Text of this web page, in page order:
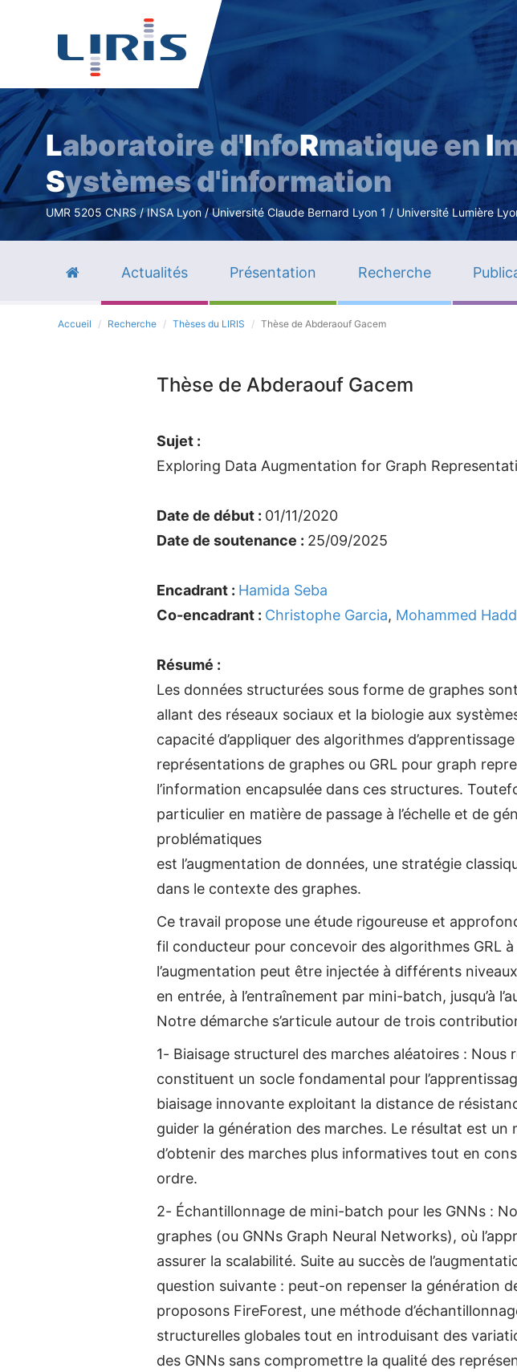
Laboratoire d'InfoRmatique en I
Systèmes d'information
UMR 5205 CNRS / INSA Lyon / Université Claude Bernard Lyon 1 / Université Lumière
Actualités Présentation Recherche
Accueil Recherche Thèses du LIRIS Thèse de Abderaouf Gacem
Thèse de Abderaouf Gacem
Sujet :
Exploring Data Augmentation for Graph
Date de début : 01/11/2020
Date de soutenance : 25/09/2025
Encadrant : Hamida Seba
Co-encadrant : Christophe Garcia, Mohammed
Résumé :
Les données structurées sous forme de graphes
allant des réseaux sociaux et la biologie aux
capacité d’appliquer des algorithmes
représentations de graphes ou GRL pour graph
l’information encapsulée dans ces structures.
particulier en matière de passage à l’échelle et de
problématiques
est l’augmentation de données, une stratégie
dans le contexte des graphes.
Ce travail propose une étude rigoureuse et
fil conducteur pour concevoir des algorithmes GRL
l’augmentation peut être injectée à différents
en entrée, à l’entraînement par mini-batch, jusqu’à
Notre démarche s’articule autour de trois
1- Biaisage structurel des marches aléatoires :
constituent un socle fondamental pour
biaisage innovante exploitant la distance de
guider la génération des marches. Le résultat est
d’obtenir des marches plus informatives tout en
ordre.
2- Échantillonnage de mini-batch pour les GNNs :
graphes (ou GNNs Graph Neural Networks), où
assurer la scalabilité. Suite au succès de
question suivante : peut-on repenser la génération
proposons FireForest, une méthode
structurelles globales tout en introduisant des
des GNNs sans compromettre la qualité des